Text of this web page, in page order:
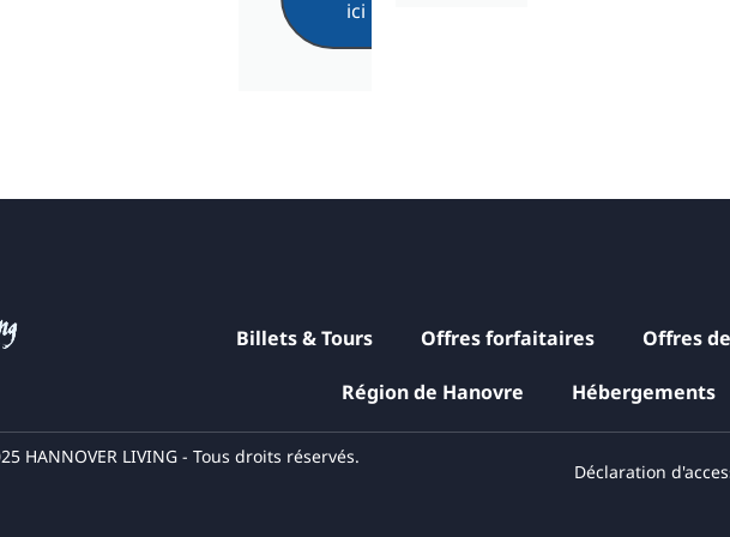
ici
Billets & Tours Offres forfaitaires Offres
Région de Hanovre Hébergements
HANNOVER LIVING - Tous droits réservés.
Déclaration